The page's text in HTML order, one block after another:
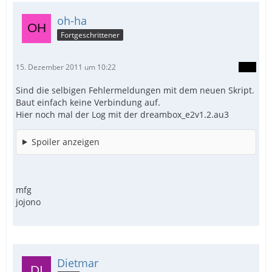
mfg
oh-ha
Fortgeschrittener
15. Dezember 2011 um 10:22
Sind die selbigen Fehlermeldungen mit dem neuen Skript.
Baut einfach keine Verbindung auf.
Hier noch mal der Log mit der dreambox_e2v1.2.au3
Spoiler anzeigen
mfg
jojono
Dietmar